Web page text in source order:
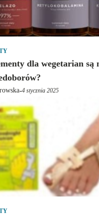
dla wegetarian są
-4 stycznia 2025